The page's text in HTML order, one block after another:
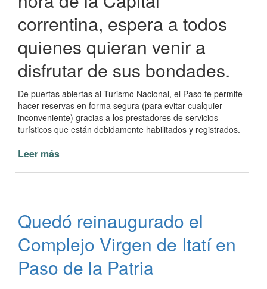
correntina, espera a todos
quienes quieran venir a
disfrutar de sus bondades.
De puertas abiertas al Turismo Nacional, el Paso te permite
hacer reservas en forma segura (para evitar cualquier
inconveniente) gracias a los prestadores de servicios
turísticos que están debidamente habilitados y registrados.
Leer más
Paso
de
la
Patria
Quedó reinaugurado el
Complejo Virgen de Itatí en
Paso de la Patria